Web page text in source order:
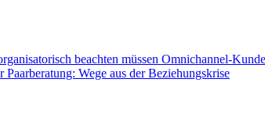
beachten müssen Omnichannel-
Paarberatung: Wege aus der Beziehungskrise